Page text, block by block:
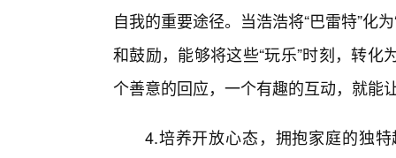
自我的重要途径。当浩浩将“巴雷特”化
和鼓励，能够将这些“玩乐”时刻，转
个善意的回应，一个有趣的互动，就能
4.培养开放心态，拥抱家庭的独